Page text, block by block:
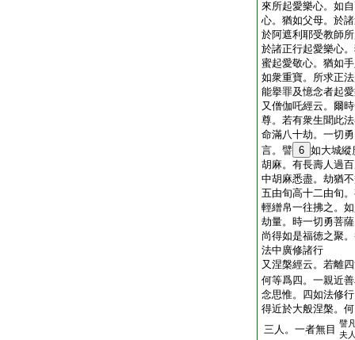
來所起愛樂心。如
心。猶如父母。於
於阿遮利耶受教師
於諸正行起愛樂心
蜜起愛敬心。猶如
如衆重寶。所求正
能擧罪及憶念者起
又僧伽吒經云。爾
尊。若有衆生聞此
命滿八十劫。一切
言。譬 6 如大城縱
胡麻。有長壽人過
中胡麻悉盡。劫猶
五由旬高十二由旬
輕繒帛一往拂之。
劫量。時一切勇菩
尚得如是福徳之聚
法中廣修諸行
又涅槃經云。若離
何等爲四。一親近
念思惟。四如法修
得近於大般涅槃。
三人。一者無目 譬
夫